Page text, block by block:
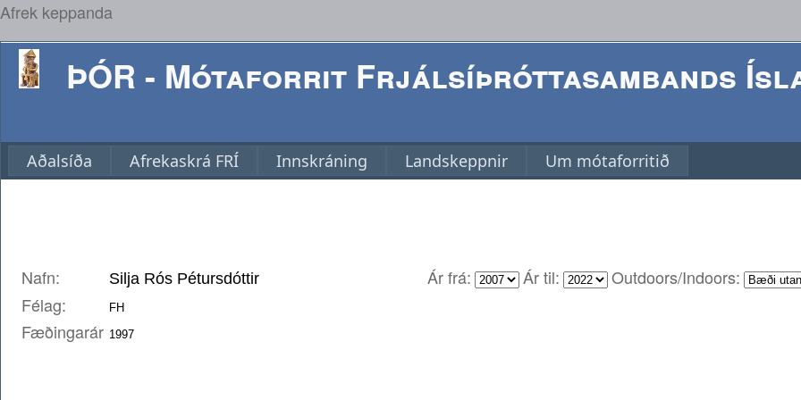
Afrek keppanda
ÞÓR - Mótaforrit Frjálsíþróttasambands
Aðalsíða Afrekaskrá FRÍ Innskráning Landskeppnir Um mótaforritið
Nafn: Ár frá: Ár til:
Outdoors/Indoors:
Félag:
Fæðingarár